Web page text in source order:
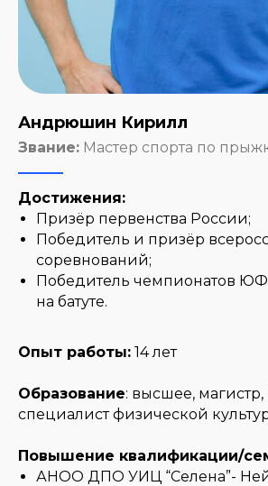
Узнать
Андрюшин Кирилл
Звание: Мастер спорта по
Достижения:
Призёр первенства России;
Победитель и призёр
соревнований;
Победитель чемпионатов
на батуте.
Опыт работы: 14 лет
Образование: высшее,
специалист физической
Повышение квалификации/
АНОО ДПО УИЦ “Селена”-